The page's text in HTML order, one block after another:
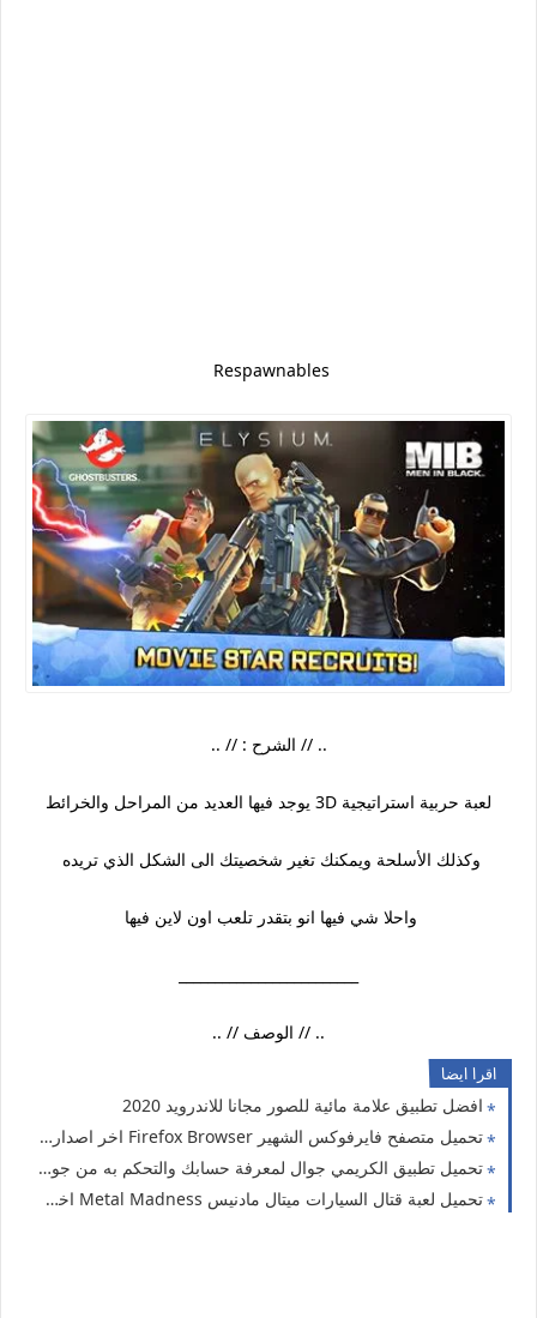
Respawnables
.. // الشرح : // ..
لعبة حربية استراتيجية 3D يوجد فيها العديد من المراحل والخرائط
وكذلك الأسلحة ويمكنك تغير شخصيتك الى الشكل الذي تريده
واحلا شي فيها انو بتقدر تلعب اون لاين فيها
.. // الوصف // ..
اقرا ايضا
افضل تطبيق علامة مائية للصور مجانا للاندرويد 2020
تحميل متصفح فايرفوكس الشهير Firefox Browser اخر اصدار مجانا للاندرويد
تحميل تطبيق الكريمي جوال لمعرفة حسابك والتحكم به من جوالك والعديد من الميزات الاخرى
تحميل لعبة قتال السيارات ميتال مادنيس Metal Madness اخر اصدار مهكرة جاهزة مجانا للاندرويد